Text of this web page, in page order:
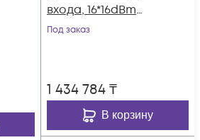
входа, 16*16dBm
выхода, WDM
Под заказ
1 434 784₸
В корзину